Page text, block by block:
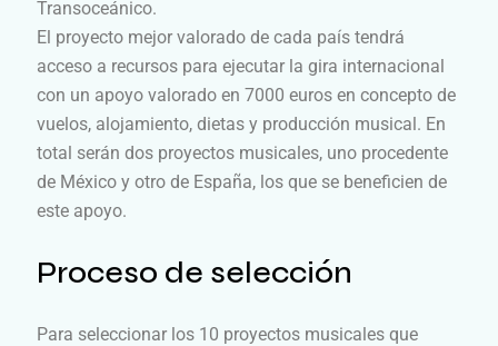
Transoceánico.
El proyecto mejor valorado de cada país tendrá
acceso a recursos para ejecutar la gira internacional
con un apoyo valorado en 7000 euros en concepto de
vuelos, alojamiento, dietas y producción musical. En
total serán dos proyectos musicales, uno procedente
de México y otro de España, los que se beneficien de
este apoyo.
Proceso de selección
Para seleccionar los 10 proyectos musicales que